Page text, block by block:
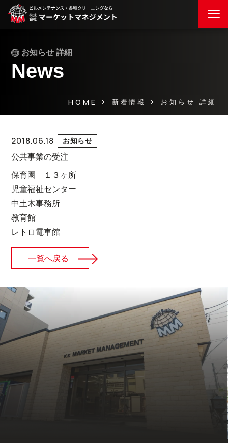
お知らせ 詳細
News
HOME 新着情報 お知らせ 詳細
2018.06.18 お知らせ
公共事業の受注
保育園 １３ヶ所
児童福祉センター
中土木事務所
教育館
レトロ電車館
一覧へ戻る